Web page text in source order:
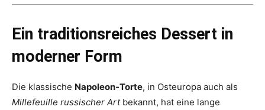
Ein traditionsreiches Dessert in
moderner Form
Die klassische Napoleon-Torte, in Osteuropa auch als
Millefeuille russischer Artbekannt, hat eine lange